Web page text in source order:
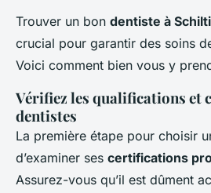
Trouver un bon dentiste à
crucial pour garantir des soins
Voici comment bien vous y
Vérifiez les qualifications et
dentistes
La première étape pour choisir
d’examiner ses certifications
Assurez-vous qu’il est dûment